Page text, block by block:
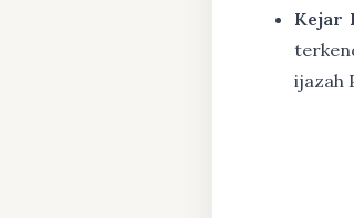
Kejar
ijazah